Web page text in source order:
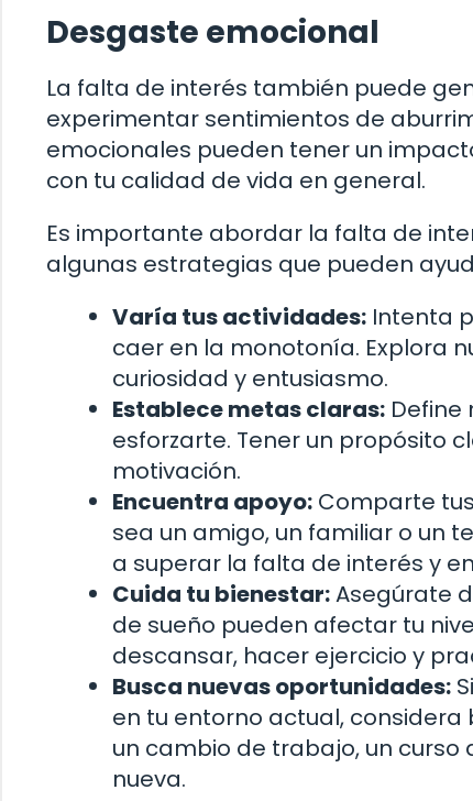
Desgaste emocional
La falta de interés también puede
experimentar sentimientos de
emocionales pueden tener un
con tu calidad de vida en general.
Es importante abordar la falta de
algunas estrategias que pueden
Varía tus actividades: Intenta
caer en la monotonía. Explora
curiosidad y entusiasmo.
Establece metas claras: Define
esforzarte. Tener un propósito
motivación.
Encuentra apoyo: Comparte
sea un amigo, un familiar o un
a superar la falta de interés y
Cuida tu bienestar:Asegúrate
de sueño pueden afectar tu
descansar, hacer ejercicio y
Busca nuevas oportunidades:
en tu entorno actual,
un cambio de trabajo, un
nueva.